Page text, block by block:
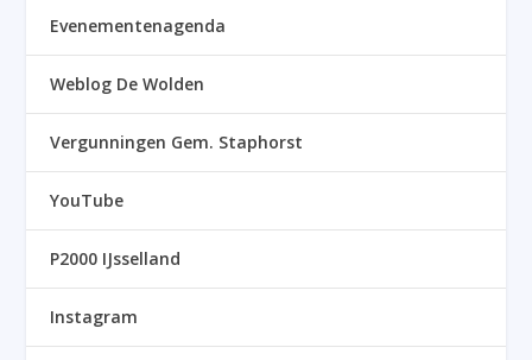
Evenementenagenda
Weblog De Wolden
Vergunningen Gem. Staphorst
YouTube
P2000 IJsselland
Instagram